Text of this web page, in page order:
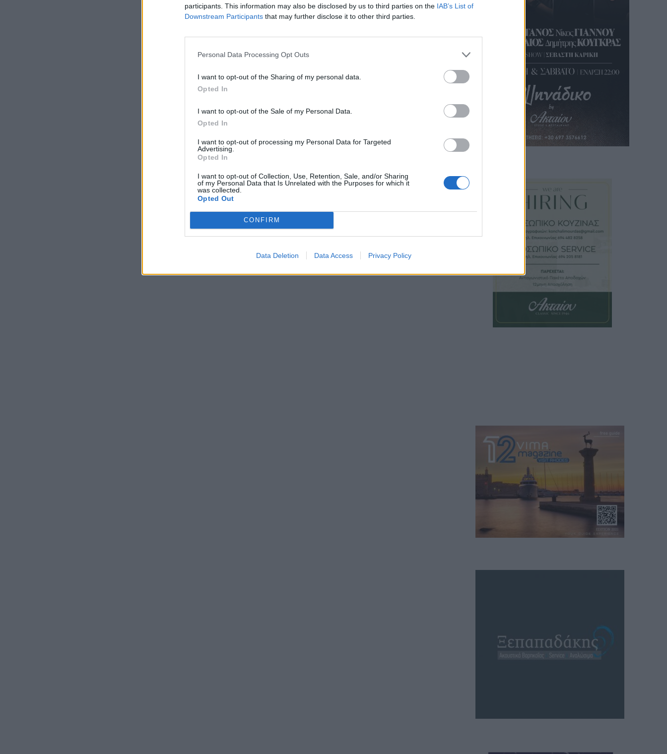
participants. This information may also be disclosed by us to third parties on the IAB’s List of
Downstream Participants that may further disclose it to other third parties.
Personal Data Processing Opt Outs
I want to opt-out of the Sharing of my personal data.
Opted In
I want to opt-out of the Sale of my Personal Data.
Opted In
I want to opt-out of processing my Personal Data for Targeted
Advertising.
Opted In
I want to opt-out of Collection, Use, Retention, Sale, and/or Sharing
of my Personal Data that Is Unrelated with the Purposes for which it
was collected.
Opted Out
CONFIRM
Data Deletion Data Access Privacy Policy